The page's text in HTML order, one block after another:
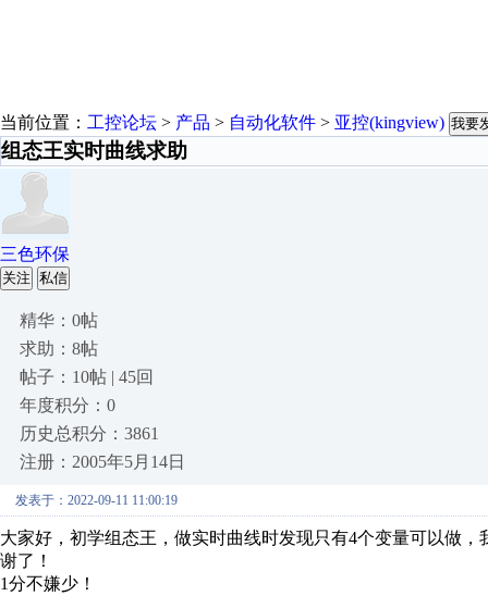
当前位置： 工控论坛 > 产品 > 自动化软件 > 亚控(kingview) 我要
组态王实时曲线求助
三色环保
关注 私信
精华：0帖
求助：8帖
帖子：10帖 | 45回
年度积分：0
历史总积分：3861
注册：2005年5月14日
发表于：2022-09-11 11:00:19
大家好，初学组态王，做实时曲线时发现只有4个变量可以做
谢了！
1分不嫌少！